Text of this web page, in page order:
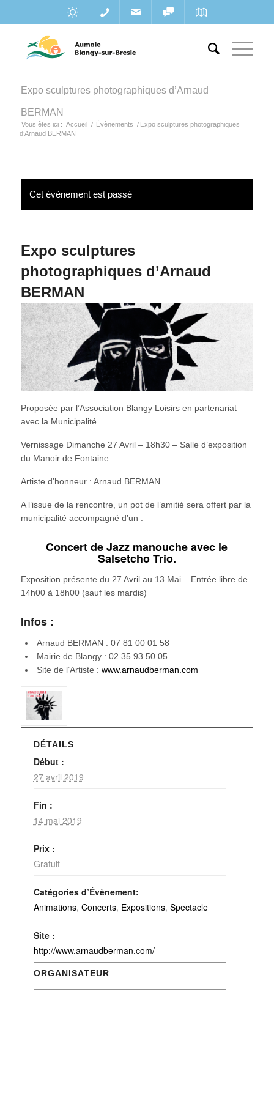
Expo sculptures photographiques d’Arnaud
BERMAN
Vous êtes ici : Accueil / Évènements / Expo sculptures photographiques
d’Arnaud BERMAN
Cet évènement est passé
Expo sculptures
photographiques d’Arnaud
BERMAN
Proposée par l’Association Blangy Loisirs en partenariat
avec la Municipalité
Vernissage Dimanche 27 Avril – 18h30 – Salle d’exposition
du Manoir de Fontaine
Artiste d’honneur : Arnaud BERMAN
A l’issue de la rencontre, un pot de l’amitié sera offert par la
municipalité accompagné d’un :
Concert de Jazz manouche avec le
Salsetcho Trio.
Exposition présente du 27 Avril au 13 Mai – Entrée libre de
14h00 à 18h00 (sauf les mardis)
Infos :
Arnaud BERMAN : 07 81 00 01 58
Mairie de Blangy : 02 35 93 50 05
Site de l’Artiste : www.arnaudberman.com
DÉTAILS
Début :
27 avril 2019
Fin :
14 mai 2019
Prix :
Gratuit
Catégories d’Évènement:
Animations, Concerts, Expositions, Spectacle
Site :
http://www.arnaudberman.com/
ORGANISATEUR